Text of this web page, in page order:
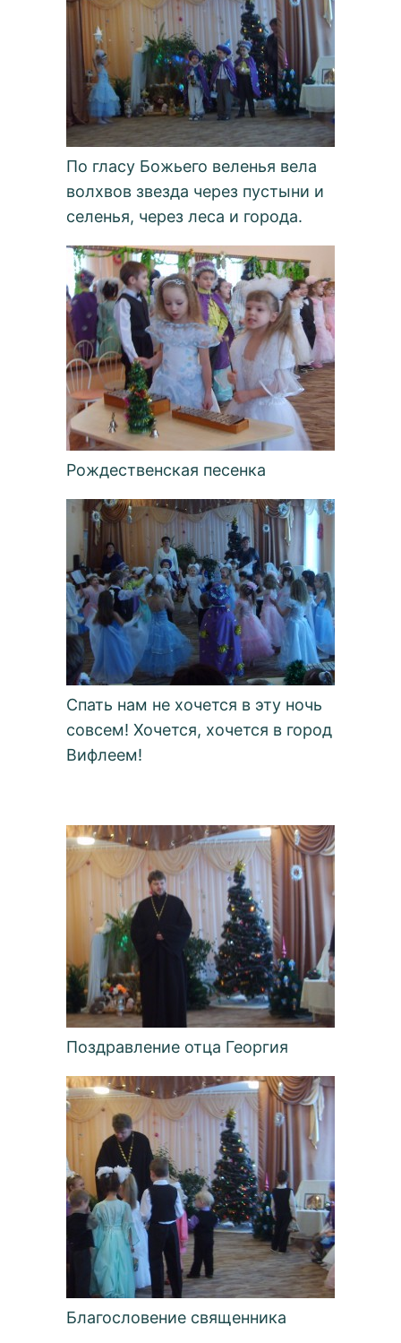
По гласу Божьего веленья вела
волхвов звезда через пустыни и
селенья, через леса и города.
Рождественская песенка
Спать нам не хочется в эту ночь
совсем! Хочется, хочется в город
Вифлеем!
Поздравление отца Георгия
Благословение священника